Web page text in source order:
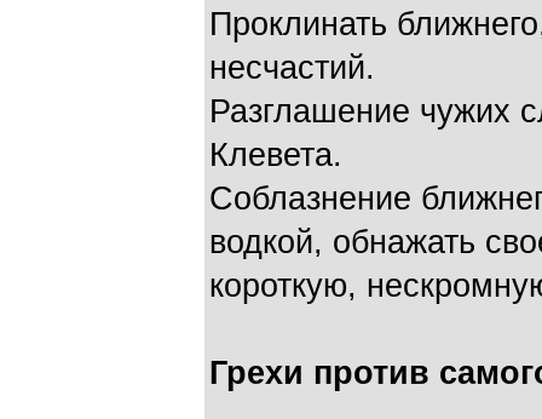
Проклинать
несчастий.
Разглашение чужих
Клевета.
Соблазнение
водкой, обнажать
короткую,
Грехи против